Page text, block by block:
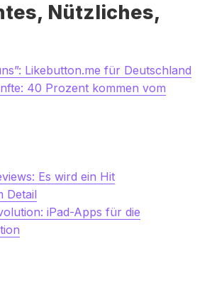
Nützliches,
Likebutton.me für Deutschland
40 Prozent kommen vom
Es wird ein Hit
Detail
iPad-Apps für die